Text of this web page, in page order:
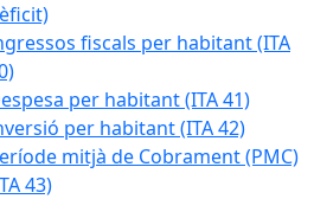
fiscals per habitant (ITA
per habitant (ITA 41)
per habitant (ITA 42)
mitjà de Cobrament (PMC)
43)